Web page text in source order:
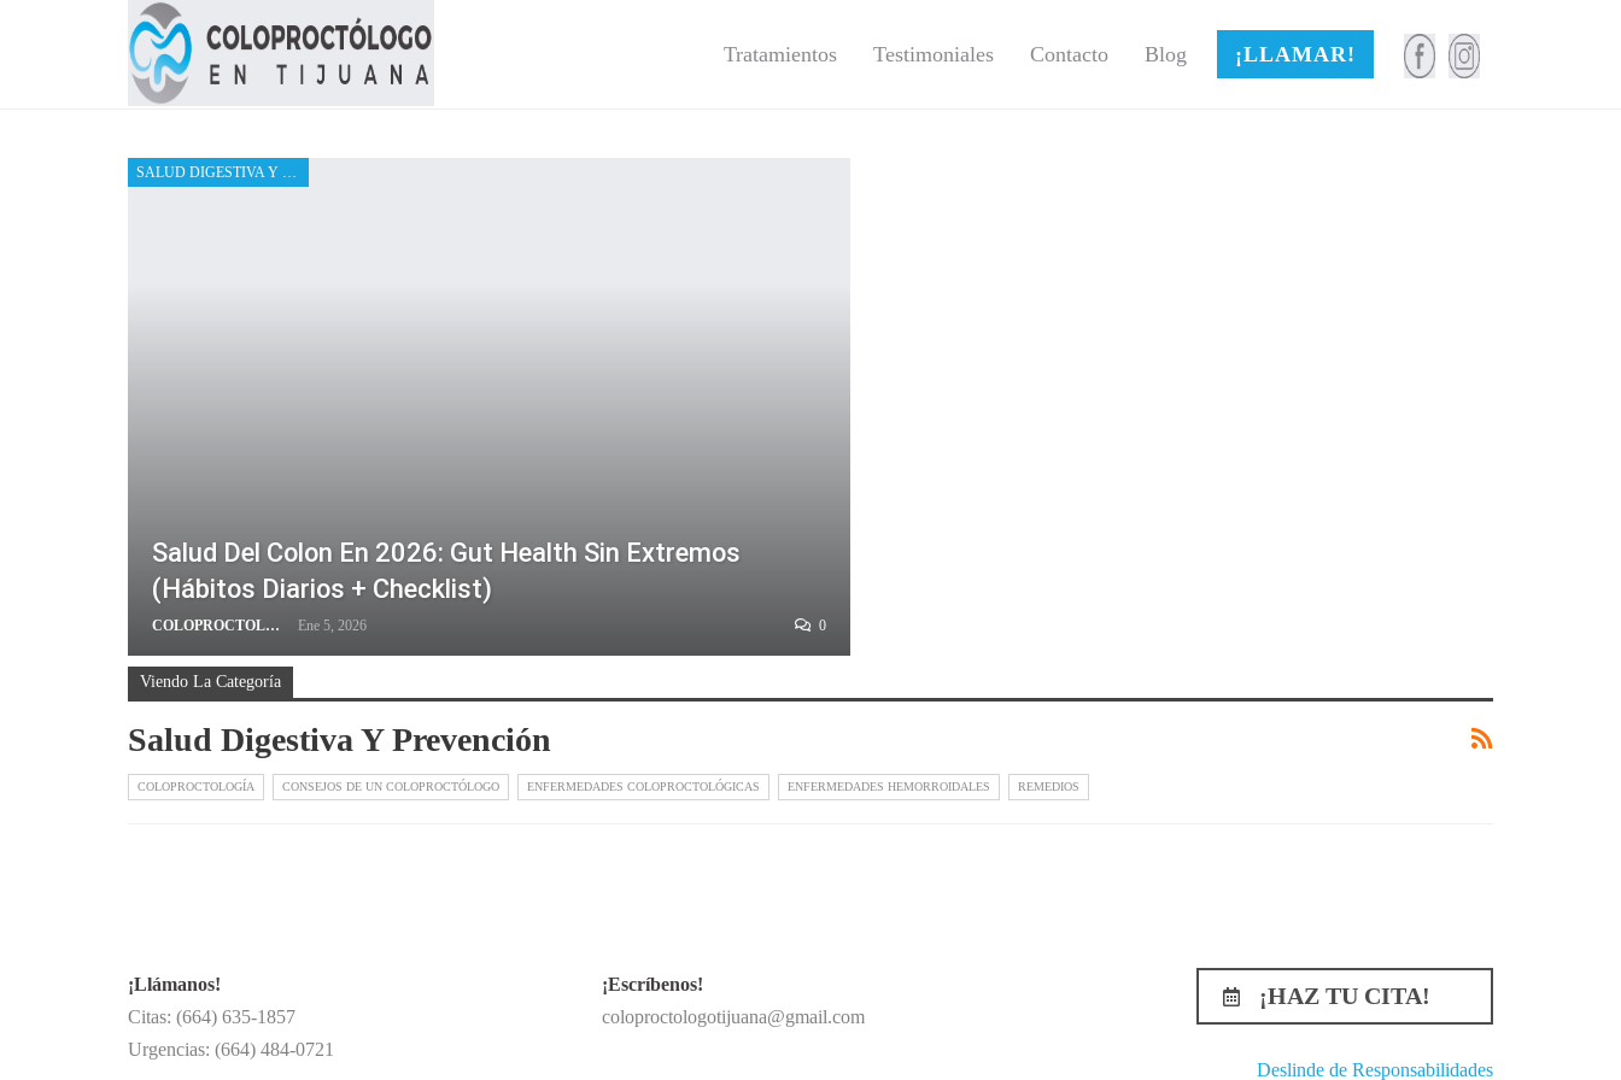
Tratamientos Testimoniales Contacto Blog ¡LLAMAR!
SALUD DIGESTIVA Y PREVENCIÓN
Salud Del Colon En 2026: Gut Health Sin Extremos
(hábitos Diarios + Checklist)
COLOPROCTOLOGO Ene 5, 2026 0
Viendo La Categoría
Salud Digestiva Y Prevención
COLOPROCTOLOGÍA CONSEJOS DE UN COLOPROCTÓLOGO ENFERMEDADES COLOPROCTOLÓGICAS ENFERMEDADES HEMORROIDALES REMEDIOS
¡Llámanos!
Citas: (664) 635-1857
Urgencias: (664) 484-0721
¡Escríbenos!
coloproctologotijuana@gmail.com
¡HAZ TU CITA!
Deslinde de Responsabilidades